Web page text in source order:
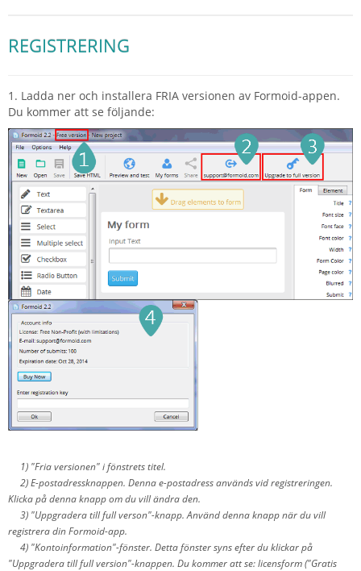
REGISTRERING
1. Ladda ner och installera FRIA versionen av Formoid-appen.
Du kommer att se följande:
1) "Fria versionen" i fönstrets titel.
2) E-postadressknappen. Denna e-postadress används vid registreringen.
Klicka på denna knapp om du vill ändra den.
3) "Uppgradera till full verson"-knapp. Använd denna knapp när du vill
registrera din Formoid-app.
4) "Kontoinformation"-fönster. Detta fönster syns efter du klickar på
"Uppgradera till full version"-knappen. Du kommer att se: licensform ("Gratis